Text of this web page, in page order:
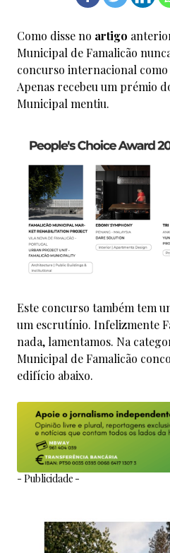
Como disse no artigo
Municipal de Famalicão
concurso internacional como
Apenas recebeu um prémio
Municipal mentiu.
Este concurso também tem
um escrutínio. Infelizmente
nada, lamentamos. Na
Municipal de Famalicão
edifício abaixo.
- Publicidade -